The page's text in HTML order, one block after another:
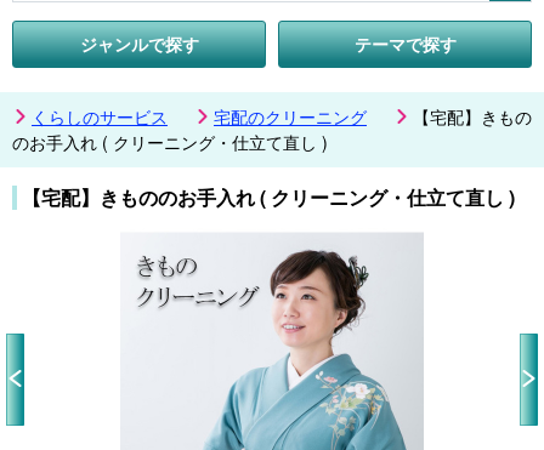
ジャンルで探す
テーマで探す
くらしのサービス 宅配のクリーニング
【宅配】きもの
のお手入れ ( クリーニング・仕立て直し )
【宅配】きもののお手入れ ( クリーニング・仕立て直し )